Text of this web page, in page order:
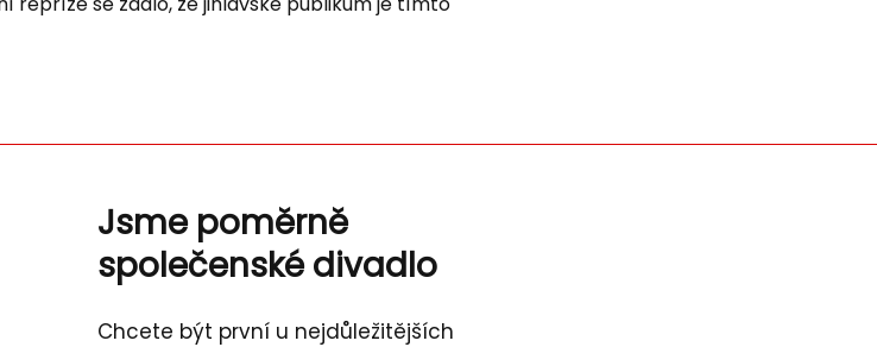
Jsme poměrně
společenské divadlo
Chcete být první u nejdůležitějších